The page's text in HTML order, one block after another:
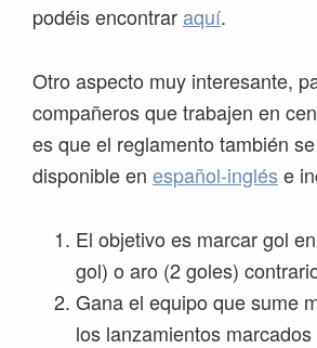
podéis encontraraquí.
Otro aspecto muy interesante,
compañeros que trabajen en
es que el reglamento también
disponible en español-inglés e
El objetivo es marcar gol
gol) o aro (2 goles)
Gana el equipo que sume
los lanzamientos